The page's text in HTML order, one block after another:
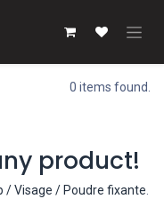
0 items found.
product!
/ Visage / Poudre fixante